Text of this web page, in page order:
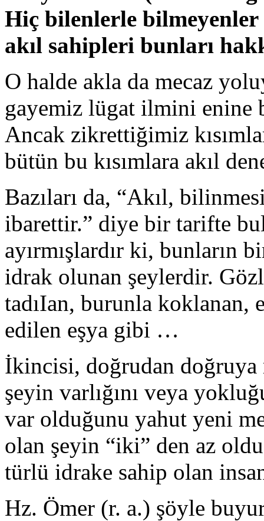
Hiç bilenlerle
akıl sahipleri bunları
O halde akla da mecaz
gayemiz lügat ilmini enine
Ancak zikrettiğimiz
bütün bu kısımlara akıl
Bazıları da, “Akıl,
ibarettir.” diye bir tarifte
ayırmışlardır ki, bunların
idrak olunan şeylerdir.
tadıIan, burunla koklanan,
edilen eşya gibi …
İkincisi, doğrudan
şeyin varlığını veya
var olduğunu yahut yeni
olan şeyin “iki” den az
türlü idrake sahip olan
Hz. Ömer (r. a.) şöyle